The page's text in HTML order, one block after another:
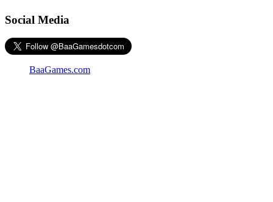
Social Media
BaaGames.com